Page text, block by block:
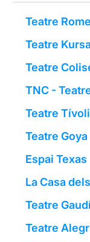
Teatre
Teatre
Teatre
TNC -
Teatre Tívoli
Teatre Goya
Espai Texas
La Casa
Teatre
Teatre